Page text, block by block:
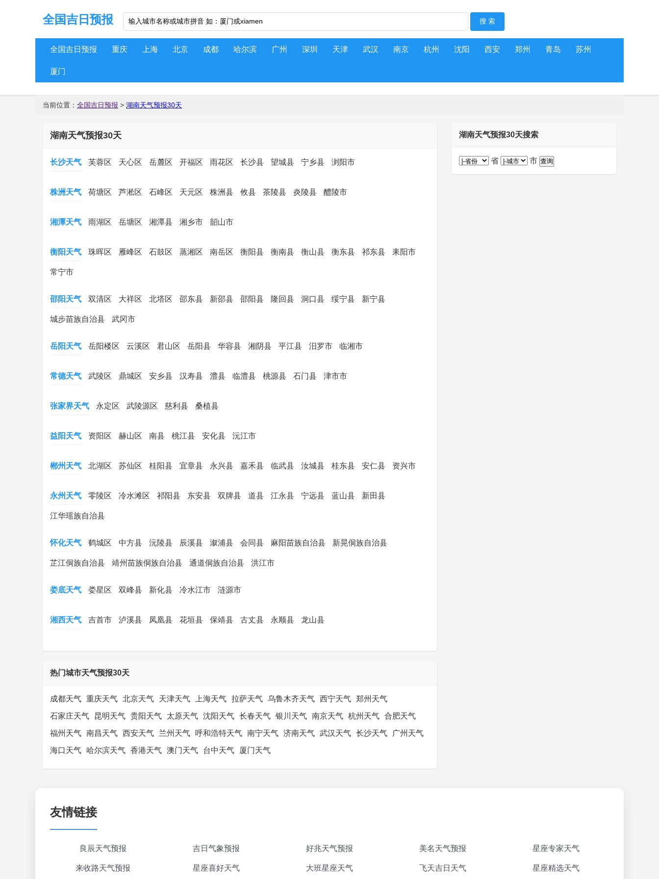
全国吉日预报
全国吉日预报 重庆 上海 北京 成都 哈尔滨 广州 深圳 天津 武汉 南京 杭州 沈阳 西安 郑州 青岛 苏州
厦门
当前位置： 全国吉日预报 > 湖南天气预报30天
湖南天气预报30天
长沙天气 芙蓉区 天心区 岳麓区 开福区 雨花区 长沙县 望城县 宁乡县 浏阳市
株洲天气 荷塘区 芦淞区 石峰区 天元区 株洲县 攸县 茶陵县 炎陵县 醴陵市
湘潭天气 雨湖区 岳塘区 湘潭县 湘乡市 韶山市
衡阳天气 珠晖区 雁峰区 石鼓区 蒸湘区 南岳区 衡阳县 衡南县 衡山县 衡东县 祁东县 耒阳市
常宁市
邵阳天气 双清区 大祥区 北塔区 邵东县 新邵县 邵阳县 隆回县 洞口县 绥宁县 新宁县
城步苗族自治县 武冈市
岳阳天气 岳阳楼区 云溪区 君山区 岳阳县 华容县 湘阴县 平江县 汨罗市 临湘市
常德天气 武陵区 鼎城区 安乡县 汉寿县 澧县 临澧县 桃源县 石门县 津市市
张家界天气 永定区 武陵源区 慈利县 桑植县
益阳天气 资阳区 赫山区 南县 桃江县 安化县 沅江市
郴州天气 北湖区 苏仙区 桂阳县 宜章县 永兴县 嘉禾县 临武县 汝城县 桂东县 安仁县 资兴市
永州天气 零陵区 冷水滩区 祁阳县 东安县 双牌县 道县 江永县 宁远县 蓝山县 新田县
江华瑶族自治县
怀化天气 鹤城区 中方县 沅陵县 辰溪县 溆浦县 会同县 麻阳苗族自治县 新晃侗族自治县
芷江侗族自治县 靖州苗族侗族自治县 通道侗族自治县 洪江市
娄底天气 娄星区 双峰县 新化县 冷水江市 涟源市
湘西天气 吉首市 泸溪县 凤凰县 花垣县 保靖县 古丈县 永顺县 龙山县
热门城市天气预报30天
成都天气 重庆天气 北京天气 天津天气 上海天气 拉萨天气 乌鲁木齐天气 西宁天气 郑州天气
石家庄天气 昆明天气 贵阳天气 太原天气 沈阳天气 长春天气 银川天气 南京天气 杭州天气 合肥天气
福州天气 南昌天气 西安天气 兰州天气 呼和浩特天气 南宁天气 济南天气 武汉天气 长沙天气 广州天气
海口天气 哈尔滨天气 香港天气 澳门天气 台中天气 厦门天气
湖南天气预报30天搜索
省 市
友情链接
良辰天气预报 吉日气象预报 好兆天气预报 美名天气预报 星座专家天气
来收路天气预报 星座喜好天气 大班星座天气 飞天吉日天气 星座精选天气